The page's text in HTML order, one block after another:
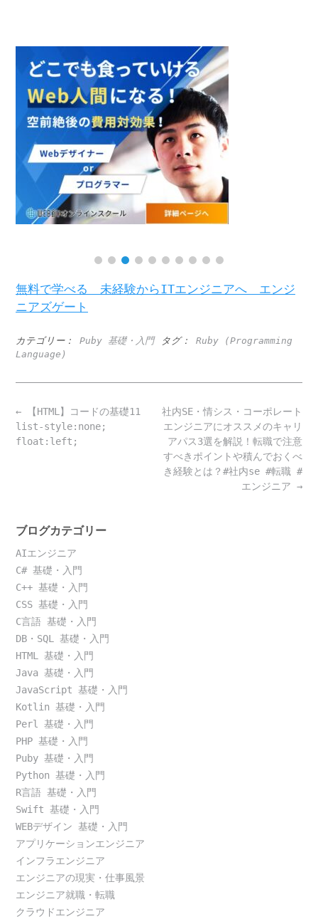
無料で学べる 未経験からITエンジニアへ エンジ
ニアズゲート
カテゴリー： Puby 基礎・入門 タグ： Ruby (Programming
Language)
Post
navigation
社内SE・情シス・コーポレート
エンジニアにオススメのキャリ
アパス3選を解説！転職で注意
すべきポイントや積んでおくべ
き経験とは？#社内se #転職 #
エンジニア →
← 【HTML】コードの基礎11
list-style:none;
float:left;
ブログカテゴリー
AIエンジニア
C# 基礎・入門
C++ 基礎・入門
CSS 基礎・入門
C言語 基礎・入門
DB・SQL 基礎・入門
HTML 基礎・入門
Java 基礎・入門
JavaScript 基礎・入門
Kotlin 基礎・入門
Perl 基礎・入門
PHP 基礎・入門
Puby 基礎・入門
Python 基礎・入門
R言語 基礎・入門
Swift 基礎・入門
WEBデザイン 基礎・入門
アプリケーションエンジニア
インフラエンジニア
エンジニアの現実・仕事風景
エンジニア就職・転職
クラウドエンジニア